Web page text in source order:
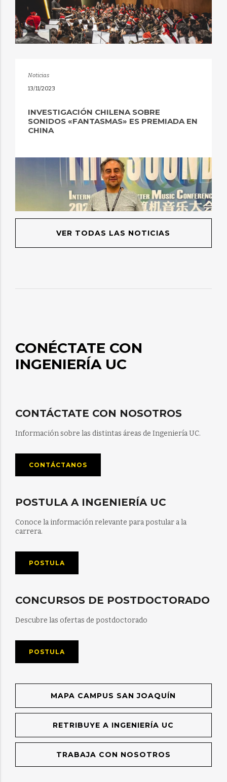
Noticias
13/11/2023
INVESTIGACIÓN CHILENA SOBRE
SONIDOS «FANTASMAS» ES PREMIADA EN
CHINA
VER TODAS LAS NOTICIAS
CONÉCTATE CON
INGENIERÍA UC
CONTÁCTATE CON NOSOTROS
Información sobre las distintas áreas de Ingeniería UC.
CONTÁCTANOS
POSTULA A INGENIERÍA UC
Conoce la información relevante para postular a la
carrera.
POSTULA
CONCURSOS DE POSTDOCTORADO
Descubre las ofertas de postdoctorado
POSTULA
MAPA CAMPUS SAN JOAQUÍN
RETRIBUYE A INGENIERÍA UC
TRABAJA CON NOSOTROS